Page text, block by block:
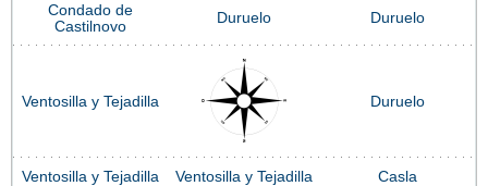
Condado de
Castilnovo
Duruelo Duruelo
Ventosilla y Tejadilla Duruelo
Ventosilla y Tejadilla Ventosilla y Tejadilla Casla